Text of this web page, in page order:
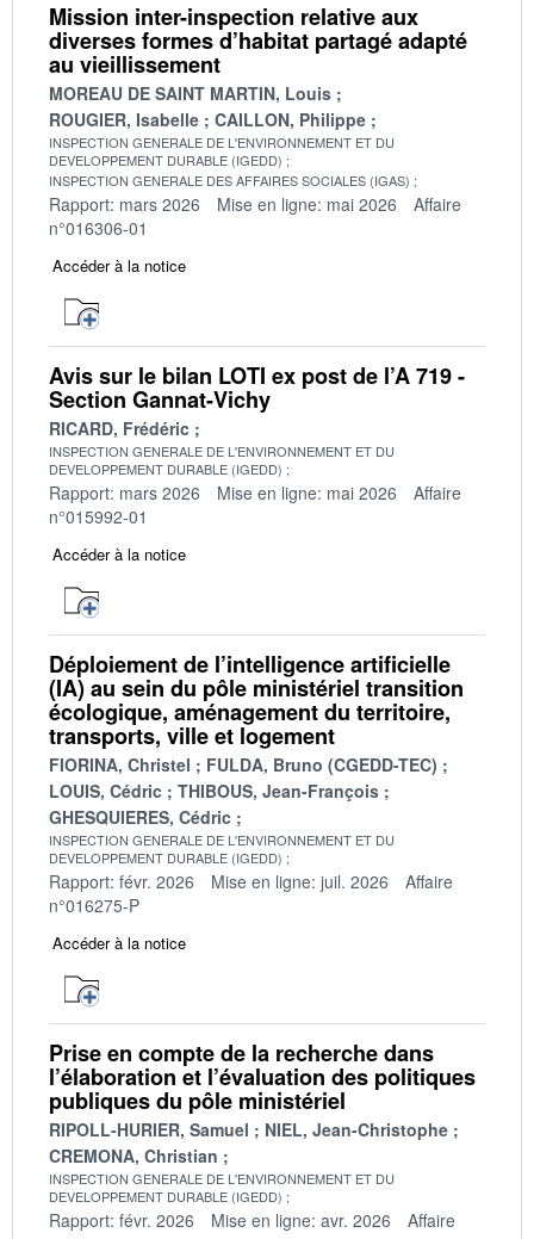
Mission inter-inspection relative aux
diverses formes d’habitat partagé adapté
au vieillissement
MOREAU DE SAINT MARTIN, Louis
ROUGIER, Isabelle
CAILLON, Philippe
INSPECTION GENERALE DE L'ENVIRONNEMENT ET DU
DEVELOPPEMENT DURABLE (IGEDD)
INSPECTION GENERALE DES AFFAIRES SOCIALES (IGAS)
Rapport: mars 2026 Mise en ligne: mai 2026
Affaire
n°016306-01
Accéder à la notice
Avis sur le bilan LOTI ex post de l’A 719 -
Section Gannat-Vichy
RICARD, Frédéric
INSPECTION GENERALE DE L'ENVIRONNEMENT ET DU
DEVELOPPEMENT DURABLE (IGEDD)
Rapport: mars 2026 Mise en ligne: mai 2026
Affaire
n°015992-01
Accéder à la notice
Déploiement de l’intelligence artificielle
(IA) au sein du pôle ministériel transition
écologique, aménagement du territoire,
transports, ville et logement
FIORINA, Christel
FULDA, Bruno (CGEDD-TEC)
LOUIS, Cédric
THIBOUS, Jean-François
GHESQUIERES, Cédric
INSPECTION GENERALE DE L'ENVIRONNEMENT ET DU
DEVELOPPEMENT DURABLE (IGEDD)
Rapport: févr. 2026 Mise en ligne: juil. 2026
Affaire
n°016275-P
Accéder à la notice
Prise en compte de la recherche dans
l’élaboration et l’évaluation des politiques
publiques du pôle ministériel
RIPOLL-HURIER, Samuel
NIEL, Jean-Christophe
CREMONA, Christian
INSPECTION GENERALE DE L'ENVIRONNEMENT ET DU
DEVELOPPEMENT DURABLE (IGEDD)
Rapport: févr. 2026 Mise en ligne: avr. 2026
Affaire